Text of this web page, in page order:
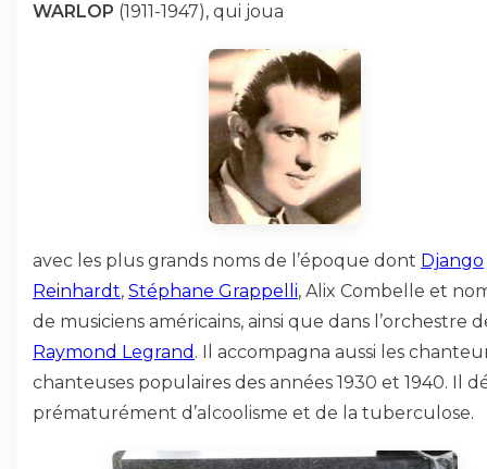
WARLOP (1911-1947), qui joua
avec les plus grands noms de l’époque dont Django
Reinhardt, Stéphane Grappelli, Alix Combelle et
de musiciens américains, ainsi que dans l’orchestre
Raymond Legrand . Il accompagna aussi les
chanteuses populaires des années 1930 et 1940. Il
prématurément d’alcoolisme et de la tuberculose.